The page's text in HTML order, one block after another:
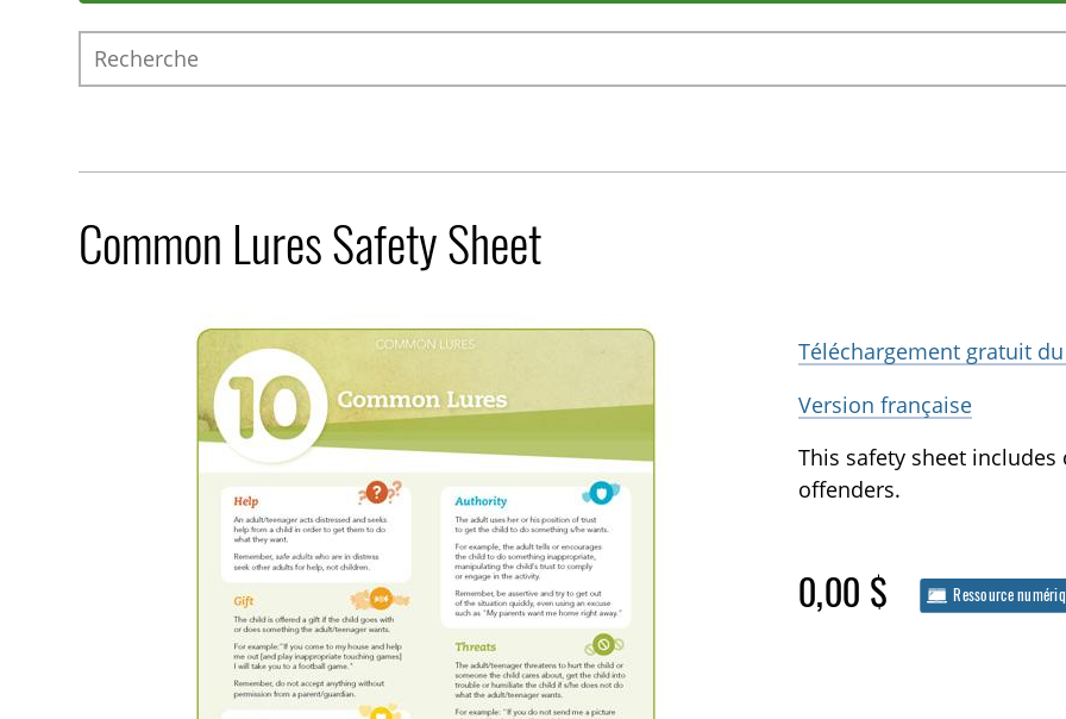
Recherche
Common Lures Safety Sheet
Téléchargement gratuit du
Version française
This safety sheet
offenders.
0,00 $ Ressource